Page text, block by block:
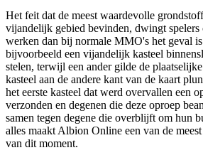
Het feit dat de meest waardevolle
vijandelijk gebied bevinden, dwingt spelers
werken dan bij normale MMO's het geval
bijvoorbeeld een vijandelijk kasteel
stelen, terwijl een ander gilde de
kasteel aan de andere kant van de kaart
het eerste kasteel dat werd overvallen een
verzonden en degenen die deze oproep
samen tegen degene die overblijft om hun
alles maakt Albion Online een van de
van dit moment.